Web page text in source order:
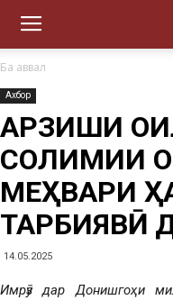
Ба аввал
Ахбор
АРЗИШИ
СОЛИМИИ
МЕҲВАРИ
ТАРБИЯВӢ
14.05.2025
Имрӯз дар Донишгоҳи